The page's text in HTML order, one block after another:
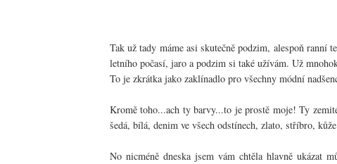
Tak už tady máme asi skutečně podzim, alespoň
letního počasí, jaro a podzim si také užívám. Už
To je zkrátka jako zaklínadlo pro všechny módní
Kromě toho...ach ty barvy...to je prostě moje! Ty
šedá, bílá, denim ve všech odstínech, zlato, stříbro,
No nicméně dneska jsem vám chtěla hlavně ukázat